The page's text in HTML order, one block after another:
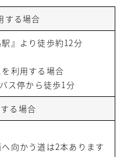
する場合
』より徒歩約12分
利用する場合
ス停から徒歩1分
る場合
向かう道は2本あります